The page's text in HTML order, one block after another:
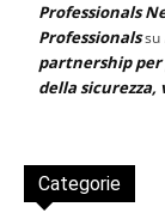
Professionals
Professionalssu
partnership
della
Categorie